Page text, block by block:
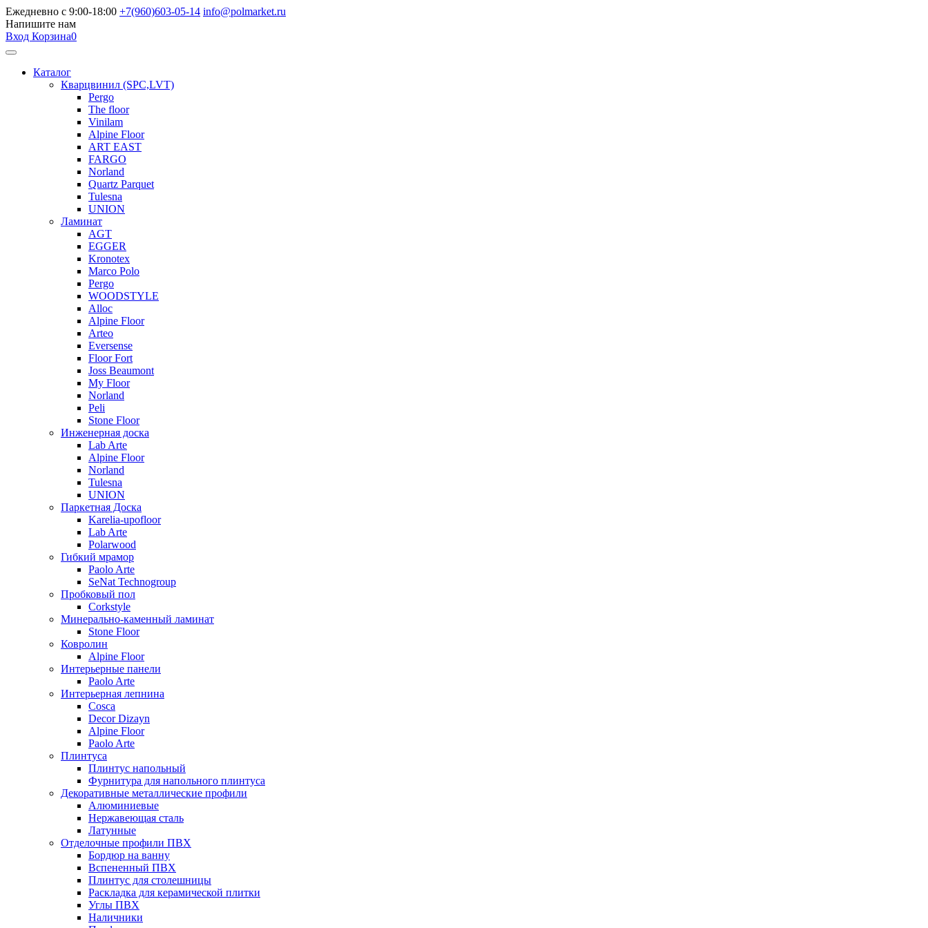
Ежедневно с 9:00-18:00 +7(960)603-05-14 info@polmarket.ru
Напишите нам
Вход Корзина0
Каталог
Кварцвинил (SPC,LVT)
Pergo
The floor
Vinilam
Alpine Floor
ART EAST
FARGO
Norland
Quartz Parquet
Tulesna
UNION
Ламинат
AGT
EGGER
Kronotex
Marco Polo
Pergo
WOODSTYLE
Alloc
Alpine Floor
Arteo
Eversense
Floor Fort
Joss Beaumont
My Floor
Norland
Peli
Stone Floor
Инженерная доска
Lab Arte
Alpine Floor
Norland
Tulesna
UNION
Паркетная Доска
Karelia-upofloor
Lab Arte
Polarwood
Гибкий мрамор
Paolo Arte
SeNat Technogroup
Пробковый пол
Corkstyle
Минерально-каменный ламинат
Stone Floor
Ковролин
Alpine Floor
Интерьерные панели
Paolo Arte
Интерьерная лепнина
Cosca
Decor Dizayn
Alpine Floor
Paolo Arte
Плинтуса
Плинтус напольный
Фурнитура для напольного плинтуса
Декоративные металлические профили
Алюминиевые
Нержавеющая сталь
Латунные
Отделочные профили ПВХ
Бордюр на ванну
Вспененный ПВХ
Плинтус для столешницы
Раскладка для керамической плитки
Углы ПВХ
Наличники